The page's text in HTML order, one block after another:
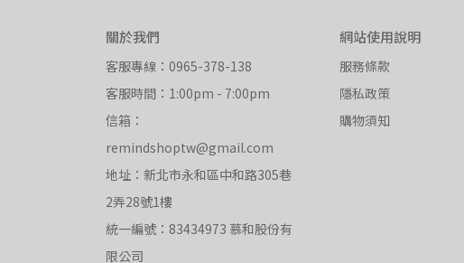
關於我們
客服專線：0965-378-138
客服時間：1:00pm - 7:00pm
信箱：
remindshoptw@gmail.com
地址：新北市永和區中和路305巷
2弄28號1樓
統一編號：83434973 慕和股份有
限公司
網站使用說明
服務條款
隱私政策
購物須知